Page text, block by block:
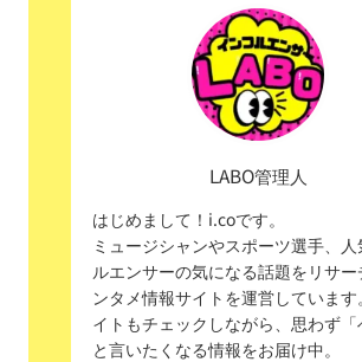
LABO管理人
はじめまして！i.coです。
ミュージシャンやスポーツ選手、
ルエンサーの気になる話題をリサー
ンタメ情報サイトを運営していま
イトもチェックしながら、思わず「
と言いたくなる情報をお届け中。